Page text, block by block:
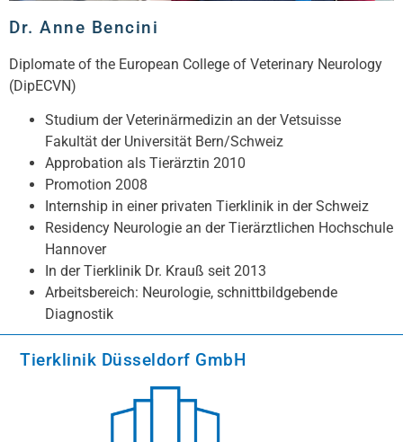
Dr. Anne Bencini
Diplomate of the European College of Veterinary Neurology
(DipECVN)
Studium der Veterinärmedizin an der Vetsuisse
Fakultät der Universität Bern/Schweiz
Approbation als Tierärztin 2010
Promotion 2008
Internship in einer privaten Tierklinik in der Schweiz
Residency Neurologie an der Tierärztlichen Hochschule
Hannover
In der Tierklinik Dr. Krauß seit 2013
Arbeitsbereich: Neurologie, schnittbildgebende
Diagnostik
Tierklinik Düsseldorf GmbH